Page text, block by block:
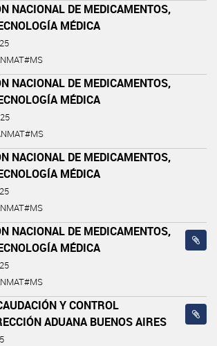
NACIONAL DE MEDICAMENTOS,
MÉDICA
NACIONAL DE MEDICAMENTOS,
MÉDICA
NACIONAL DE MEDICAMENTOS,
MÉDICA
NACIONAL DE MEDICAMENTOS,
MÉDICA
Y CONTROL
ADUANA BUENOS AIRES